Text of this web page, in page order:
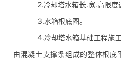
2.冷却塔水箱长.宽.高限度
3.水箱根底图。
4.冷却塔水箱基础工程施工
由混凝土支撑条组成的整体根底